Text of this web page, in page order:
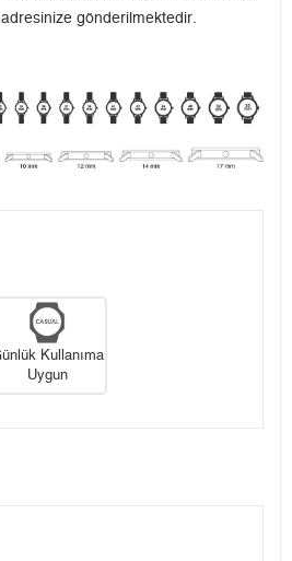
gönderilmektedir.
Kullanıma
Uygun